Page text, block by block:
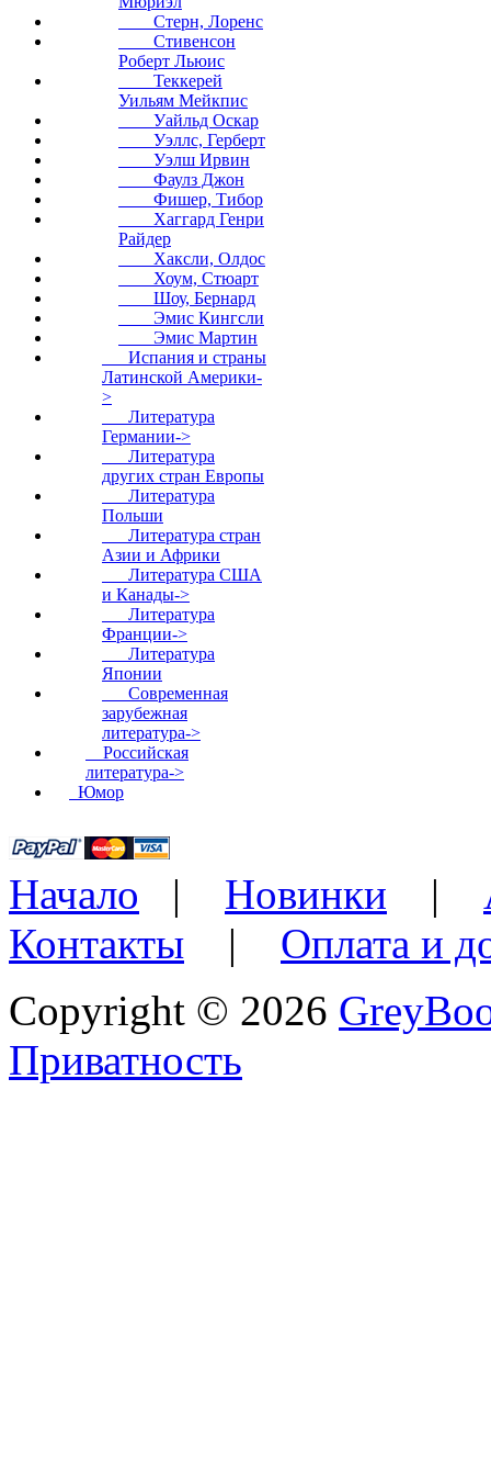
Стерн, Лоренс
Стивенсон
Роберт Льюис
Теккерей
Уильям Мейкпис
Уайльд Оскар
Уэллс, Герберт
Уэлш Ирвин
Фаулз Джон
Фишер, Тибор
Хаггард Генри
Райдер
Хаксли, Олдос
Хоум, Стюарт
Шоу, Бернард
Эмис Кингсли
Эмис Мартин
Испания и страны
Латинской Америки-
>
Литература
Германии->
Литература
других стран Европы
Литература
Польши
Литература стран
Азии и Африки
Литература США
и Канады->
Литература
Франции->
Литература
Японии
Современная
зарубежная
литература->
Российская
литература->
Юмор
Начало | Новинки |
Контакты | Оплата и
Copyright © 2026
Приватность